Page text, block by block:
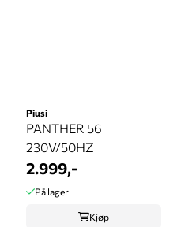
Piusi
PANTHER 56
230V/50HZ
2.999,-
På lager
Kjøp